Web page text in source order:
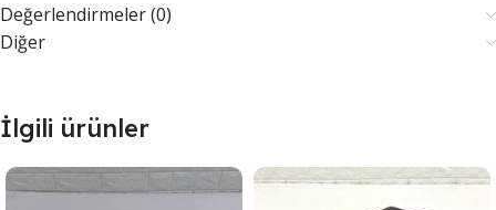
Değerlendirmeler (0)
Diğer
İlgili ürünler